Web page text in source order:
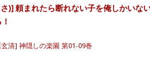
)] 頼まれたら断れない子を俺しかいな
清] 神隠しの楽園 第01-09巻